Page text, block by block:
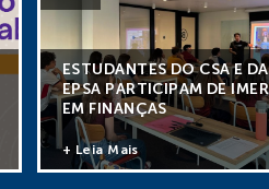
ESTUDANTES DO CSA E DA
EPSA PARTICIPAM DE
EM FINANÇAS
+ Leia Mais